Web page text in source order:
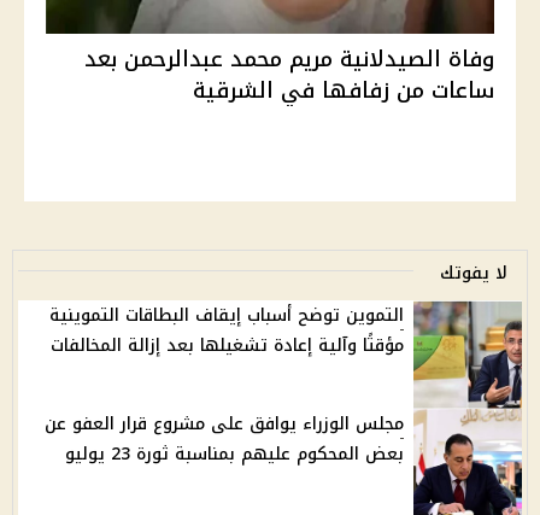
وفاة الصيدلانية مريم محمد عبدالرحمن بعد
ساعات من زفافها في الشرقية
لا يفوتك
التموين توضح أسباب إيقاف البطاقات التموينية
مؤقتًا وآلية إعادة تشغيلها بعد إزالة المخالفات
مجلس الوزراء يوافق على مشروع قرار العفو عن
بعض المحكوم عليهم بمناسبة ثورة 23 يوليو